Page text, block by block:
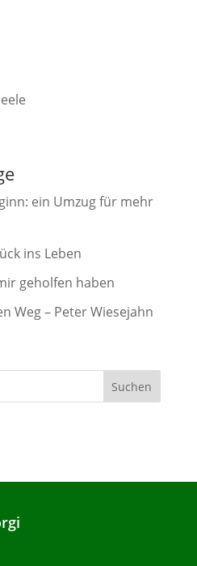
ein Umzug für mehr
ins Leben
geholfen haben
Weg – Peter Wiesejahn